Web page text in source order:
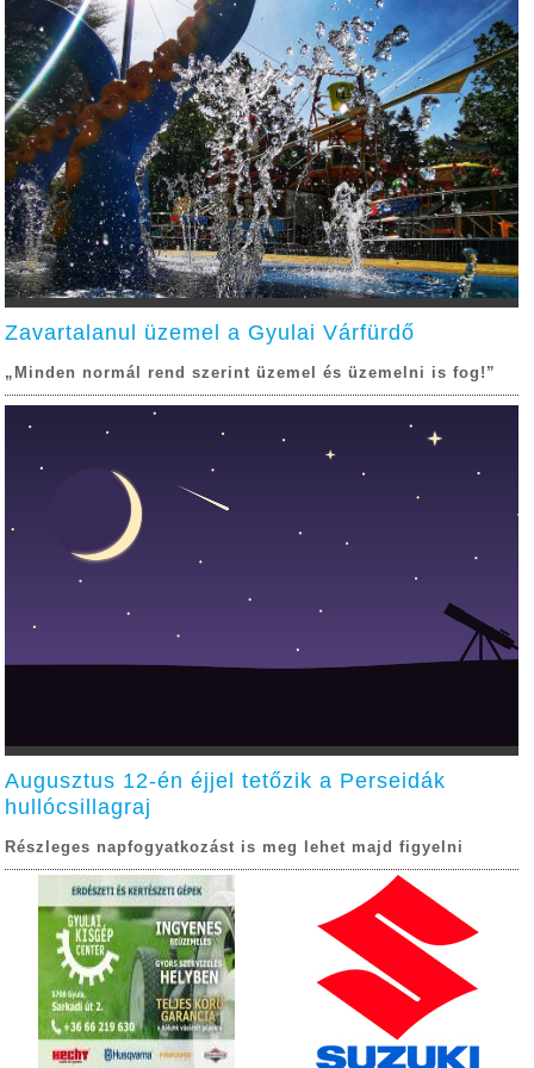
Zavartalanul üzemel a Gyulai Várfürdő
„Minden normál rend szerint üzemel és üzemelni is fog!”
Augusztus 12-én éjjel tetőzik a Perseidák
hullócsillagraj
Részleges napfogyatkozást is meg lehet majd figyelni